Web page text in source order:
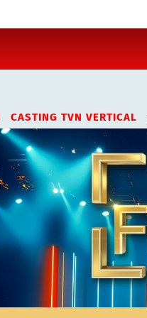
CASTING TVN VERTICAL